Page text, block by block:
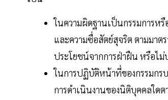
ในความผิดฐานเป็นกรรมการห
และความซื่อสัตย์สุจริต ตามมา
ประโยชน์จากการฝ่าฝืน หรือไ
ในการปฏิบัติหน้าที่ของกรรมกร
การดำเนินงานของนิติบุคคลใด